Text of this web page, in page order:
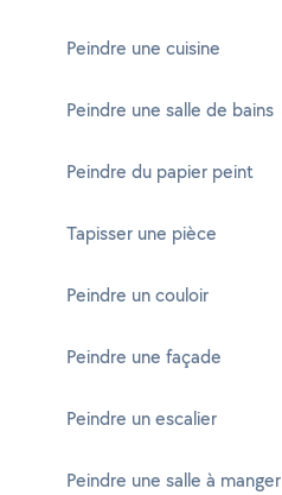
Peindre une cuisine
Peindre une salle de bains
Peindre du papier peint
Tapisser une pièce
Peindre un couloir
Peindre une façade
Peindre un escalier
Peindre une salle à manger